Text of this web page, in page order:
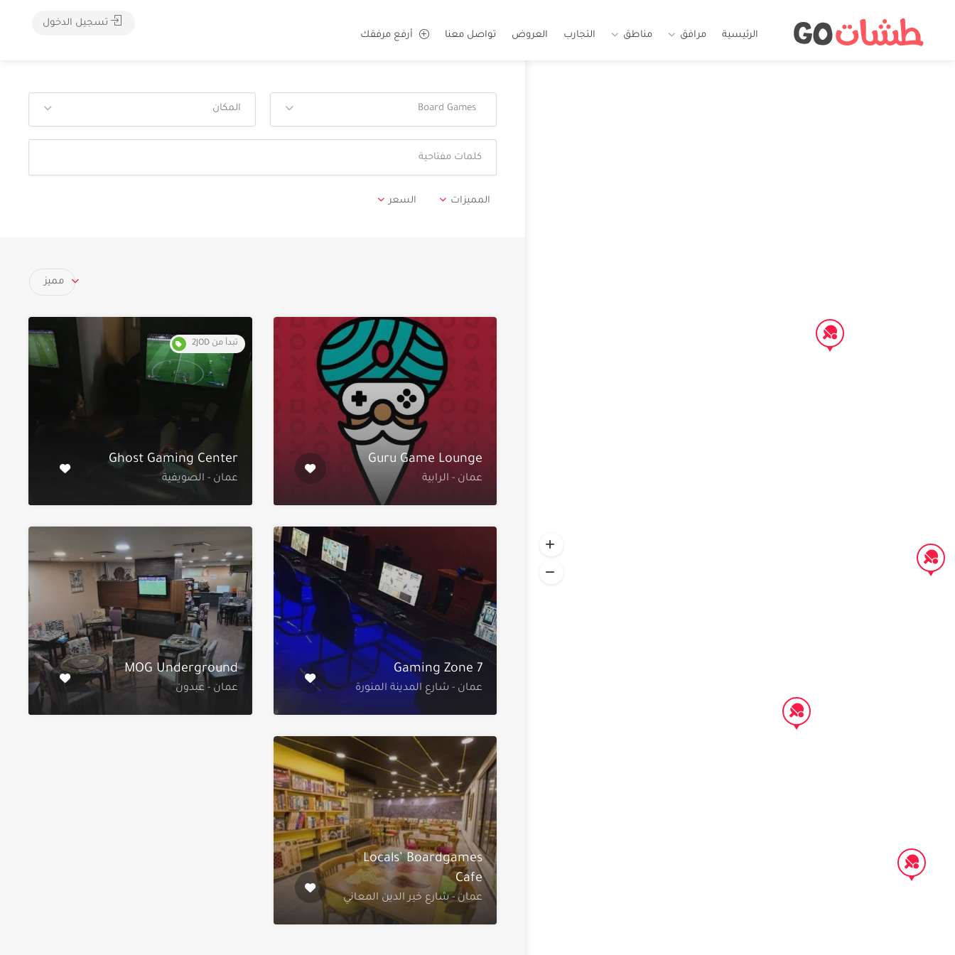
الرئيسية مرافق مناطق التجارب العروض تواصل معنا أرفع مرفقك
تسجيل الدخول
المكان
المميزات السعر
مميز
Guru Game Lounge
عمان - الرابية
تبدأ من 2JOD
Ghost Gaming Center
عمان - الصويفية
7 Gaming Zone
عمان - شارع المدينة المنورة
MOG Underground
عمان - عبدون
Locals’ Boardgames
Cafe
عمان - شارع خير الدين المعاني